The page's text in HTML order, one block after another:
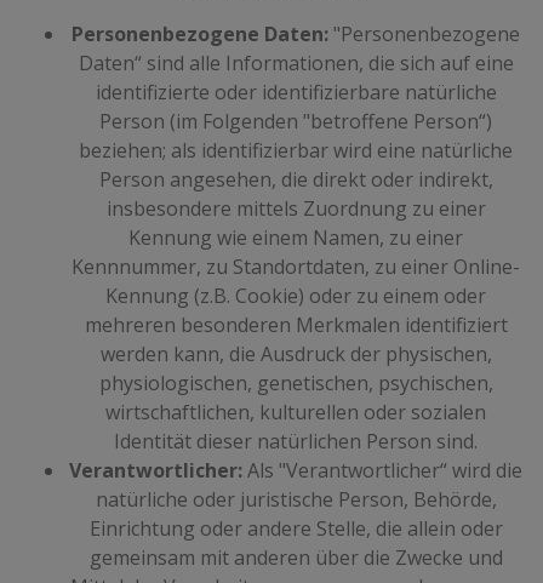
Personenbezogene Daten: "Personenbezogene
Daten“ sind alle Informationen, die sich auf eine
identifizierte oder identifizierbare natürliche
Person (im Folgenden "betroffene Person“)
beziehen; als identifizierbar wird eine natürliche
Person angesehen, die direkt oder indirekt,
insbesondere mittels Zuordnung zu einer
Kennung wie einem Namen, zu einer
Kennnummer, zu Standortdaten, zu einer Online-
Kennung (z.B. Cookie) oder zu einem oder
mehreren besonderen Merkmalen identifiziert
werden kann, die Ausdruck der physischen,
physiologischen, genetischen, psychischen,
wirtschaftlichen, kulturellen oder sozialen
Identität dieser natürlichen Person sind.
Verantwortlicher:Als "Verantwortlicher“ wird die
natürliche oder juristische Person, Behörde,
Einrichtung oder andere Stelle, die allein oder
gemeinsam mit anderen über die Zwecke und